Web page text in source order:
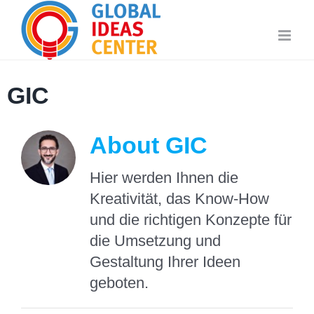
Skip
content
GIC
About GIC
Hier werden Ihnen die
Kreativität, das Know-How
und die richtigen Konzepte für
die Umsetzung und
Gestaltung Ihrer Ideen
geboten.